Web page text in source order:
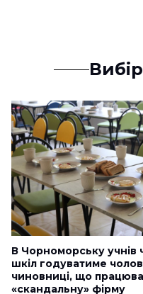
В Чорноморську учнів
шкіл годуватиме
чиновниці, що
«скандальну» фірму